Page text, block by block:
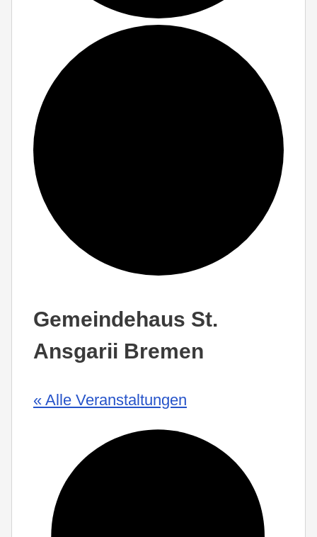
Gemeindehaus St.
Ansgarii Bremen
« Alle Veranstaltungen